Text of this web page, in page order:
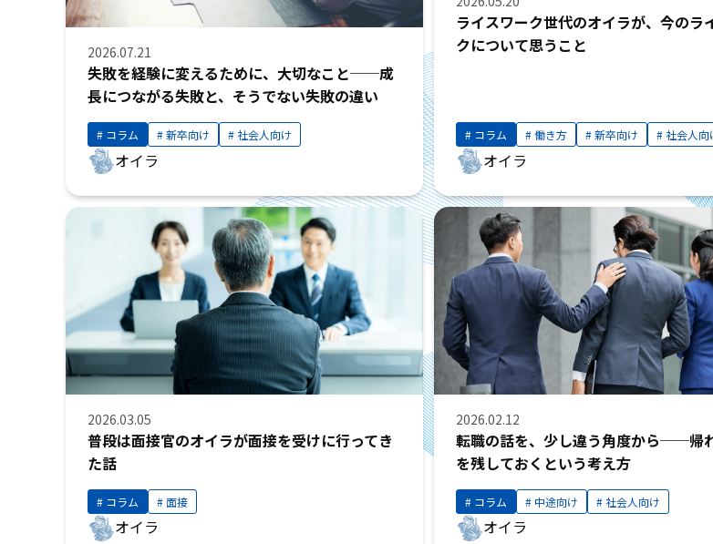
2026.07.21
失敗を経験に変えるために、大切なこと──成
長につながる失敗と、そうでない失敗の違い
コラム 新卒向け 社会人向け
オイラ
ライスワーク世代のオイラが、今のラ
クについて思うこと
コラム 働き方 新卒向け 社会人向
オイラ
2026.03.05
普段は面接官のオイラが面接を受けに行ってき
た話
コラム 面接
オイラ
2026.02.12
転職の話を、少し違う角度から──帰
を残しておくという考え方
コラム 中途向け 社会人向け
オイラ